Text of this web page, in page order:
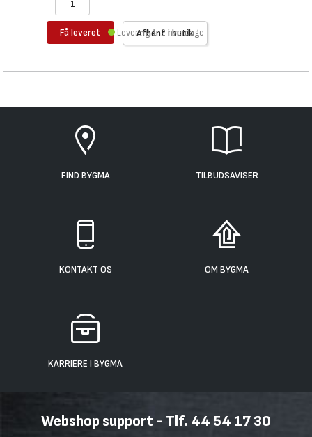
Få leveret Afhent i butik
Levering 1-2 hverdage
FIND BYGMA TILBUDSAVISER
KONTAKT OS OM BYGMA
KARRIERE I BYGMA
Webshop support - Tlf. 44 54 17 30